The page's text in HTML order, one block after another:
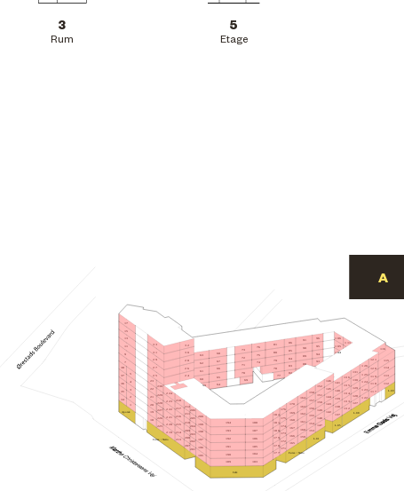
3
Rum
5
Etage
96
95
94
93
90
9
89
88
86
85
84
83
82
81
80
79
78
77
76
75
74
73
72
71
70
7
69
68
67
66
65
64
63
62
61
60
59
5
4
37
36
35
34
33 32
31
3
29 28
27 26
25 24
230
23
229
228
227
226
225
224
223
222
221
220
22
219
218
217
216
215
214
213
212
211
210
21
209
208
207
206
205
204
203
202
201
200
20
2
199
198
197
196
195
194
193
192
191
190
188
187
186
185
184
183
182
181
180
18
179
178
177
176
175
174
173
172
171
170
17
169
168
167
166
165
164
163
162
161
160
159
158
157
156
155
154
153
152
151
150
15
149
148
147
146
145
144
143
142
141
140
139
138
137
136
135
134
133
132
131
130
13
129
128
127
126
125
124
123
122
121
120
119
118
117
116
115
114
113
112
111
11
106
105
104
1
Café
Føtex / Netto
Føtex / Netto
L.01
L.05
L.08
L.09
Apotek